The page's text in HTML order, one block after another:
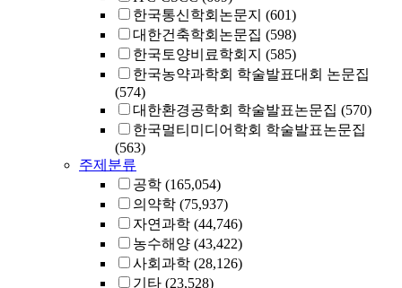
한국통신학회논문지 (601)
대한건축학회논문집 (598)
한국토양비료학회지 (585)
한국농약과학회 학술발표대회 논문집
(574)
대한환경공학회 학술발표논문집 (570)
한국멀티미디어학회 학술발표논문집
(563)
주제분류
공학 (165,054)
의약학 (75,937)
자연과학 (44,746)
농수해양 (43,422)
사회과학 (28,126)
기타 (23,528)